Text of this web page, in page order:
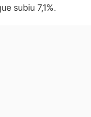
subiu 7,1%.